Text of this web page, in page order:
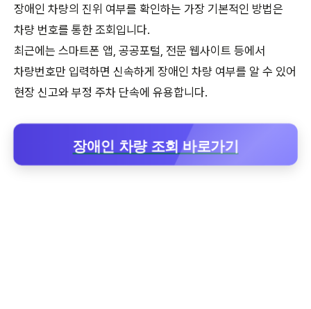
장애인 차량의 진위 여부를 확인하는 가장 기본적인 방법은
차량 번호를 통한 조회입니다.
최근에는 스마트폰 앱, 공공포털, 전문 웹사이트 등에서
차량번호만 입력하면 신속하게 장애인 차량 여부를 알 수 있어
현장 신고와 부정 주차 단속에 유용합니다.
장애인 차량 조회 바로가기